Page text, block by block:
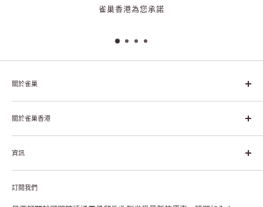
雀巢香港為您承諾
關於雀巢
雀巢集團起源於1866年的瑞士，目前是全球領先的「營養、健康、
幸福生活」企業。雀巢的目標是「我們充分發掘食品的力量，提升
關於雀巢香港
關於雀巢香港
雀巢香港創造共享價值
聯絡我們
私隱聲明
註冊NESCAFÉ® Dolce Gusto®咖啡機
資訊
付款及送貨
退貨或更換
訂閱我們